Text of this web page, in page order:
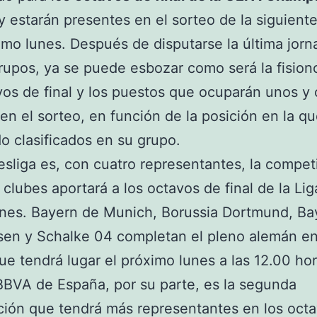
estarán presentes en el sorteo de la
lunes. Después de disputarse la última
ya se puede esbozar como será la
de final y los puestos que ocuparán unos y
el sorteo, en función de la posición en la
clasificados en su grupo.
es, con cuatro representantes, la
clubes aportará a los octavos de final de la
Bayern de Munich, Borussia Dortmund,
y Schalke 04 completan el pleno alemán
tendrá lugar el próximo lunes a las 12.00
de España, por su parte, es la segunda
que tendrá más representantes en los